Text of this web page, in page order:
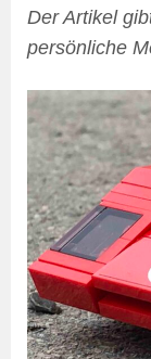
Der Artikel
persönliche